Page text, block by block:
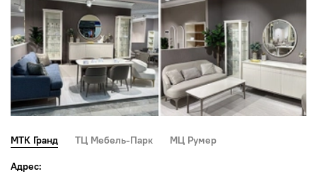
МТК Гранд ТЦ Мебель-Парк МЦ Румер
Адрес: